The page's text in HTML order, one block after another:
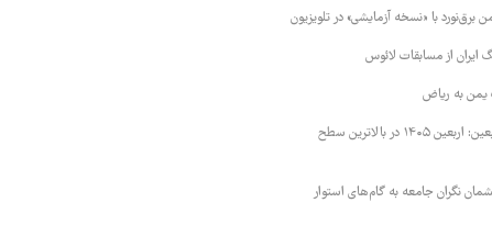
با «نسخه آزمایشی» در تلویزیون
از مسابقات لائوس
یمن به ریاض
رئیس ستاد مرکزی اربعین: اربعین ۱۴۰۵ در بالاترین سطح
نگران جامعه به گام‌های استوار